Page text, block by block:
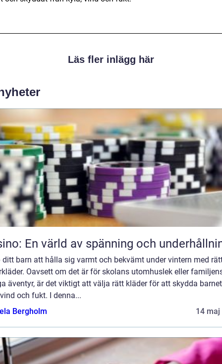
Läs fler inlägg här
En värld av spänning och
ditt barn att hålla sig varmt och bekvämt under vintern med
Oavsett om det är för skolans utomhuslek eller
äventyr, är det viktigt att välja rätt kläder för att skydda
och fukt. I denna...
Bergholm
14 maj